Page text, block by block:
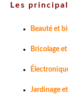
Les
Beauté et
Bricolage
Jardinage